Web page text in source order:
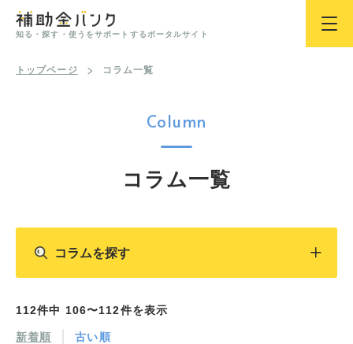
知る・探す・使うをサポートするポータルサイト
トップページ コラム一覧
Column
コラム一覧
コラムを探す
112件中 106〜112件を表示
新着順 古い順